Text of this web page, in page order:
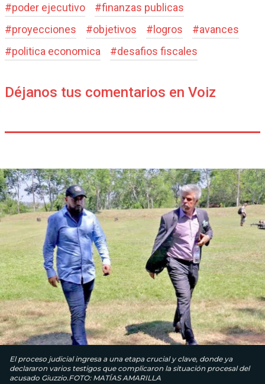
#poder ejecutivo #finanzas publicas
#proyecciones #objetivos #logros #avances
#politica economica #desafios fiscales
Déjanos tus comentarios en Voiz
El proceso judicial ingresa a una etapa crucial y clave, donde ya
declararon varios testigos que complicaron la situación procesal del
acusado Giuzzio.FOTO: MATÍAS AMARILLA